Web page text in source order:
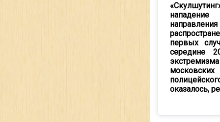
первых
середине
оказалось,